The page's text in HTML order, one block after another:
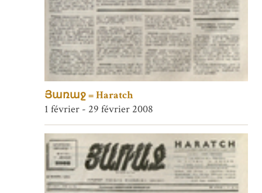
Յառաջ = Haratch
1 février - 29 février 2008